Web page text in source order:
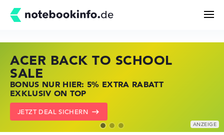
Kaufberatung
ACER BACK TO SCHOOL
SALE
BONUS NUR HIER: 5% EXTRA RABATT
EXKLUSIV ON TOP
JETZT DEAL SICHERN
HP STORE SSV DEALS
JETZT ZUGREIFEN: NOTEBOOKS BEI HP
KRÄFTIG REDUZIERT
ZU DEN HP ANGEBOTEN
LENOVO LAPTOP DEALS
NOTEBOOKS BEI LENOVO JETZT
KRÄFTIG REDUZIERT
LENOVO DEALS ZEIGEN